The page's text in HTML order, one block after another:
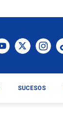
SUCESOS